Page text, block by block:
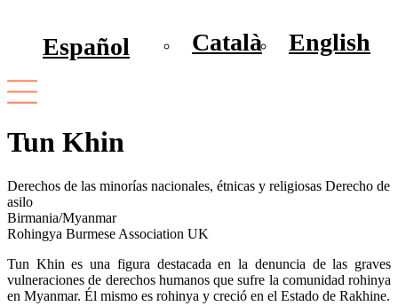
Español Català English
Tun Khin
Derechos de las minorías nacionales, étnicas y religiosas Derecho de
asilo
Birmania/Myanmar
Rohingya Burmese Association UK
Tun Khin es una figura destacada en la denuncia de las graves
vulneraciones de derechos humanos que sufre la comunidad rohinya
en Myanmar. Él mismo es rohinya y creció en el Estado de Rakhine.